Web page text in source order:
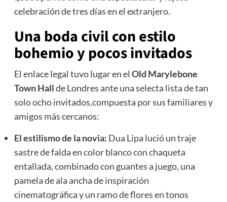
celebración de tres días en el extranjero.
Una boda civil con estilo
bohemio y pocos invitados
El enlace legal tuvo lugar en el Old Marylebone
Town Hallde Londres ante una selecta lista de tan
solo ocho invitados,compuesta por sus familiares y
amigos más cercanos:
El estilismo de la novia: Dua Lipa lució un traje
sastre de falda en color blanco con chaqueta
entallada,combinado con guantes a juego, una
pamela de ala ancha de inspiración
cinematográfica y un ramo de flores en tonos